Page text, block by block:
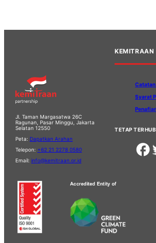
Jl. Taman Margasatwa 26C
Ragunan, Pasar Minggu, Jakarta
Selatan 12550
Peta: Dapatkan Arahan
Telepon: +62 21 2278 0580
Email: info@kemitraan.or.id
KEMITRAAN
Syarat
TETAP